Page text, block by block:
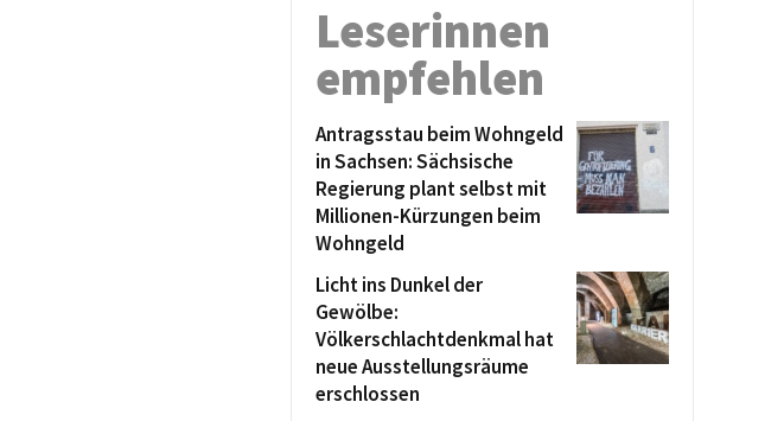
Leserinnen
empfehlen
Antragsstau beim Wohngeld
in Sachsen: Sächsische
Regierung plant selbst mit
Millionen-Kürzungen beim
Wohngeld
Licht ins Dunkel der
Gewölbe:
Völkerschlachtdenkmal hat
neue Ausstellungsräume
erschlossen